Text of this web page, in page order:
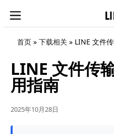
首页» 下载相关» LINE 文件
LINE 文件传
用指南
2025年10月28日